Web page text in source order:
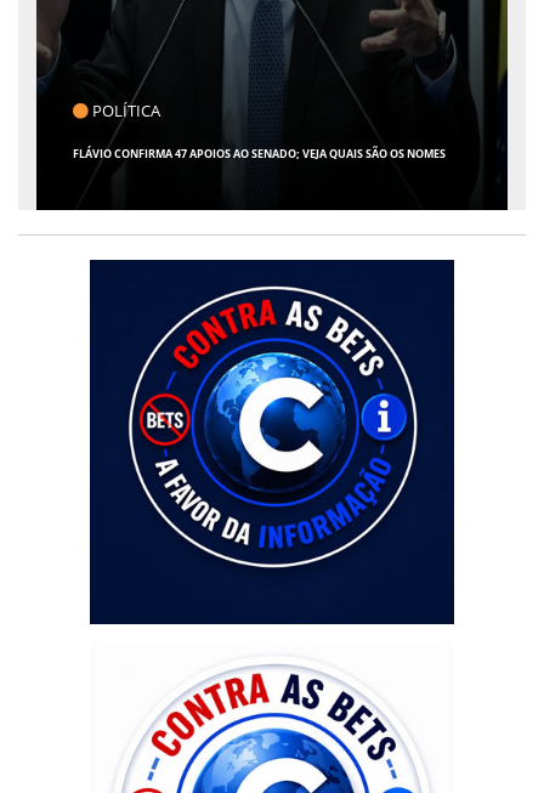
CLICK INDICA
GIRO POR SERGIPE, BRASIL E MUNDO - 07 DE AGOSTO DE 2026